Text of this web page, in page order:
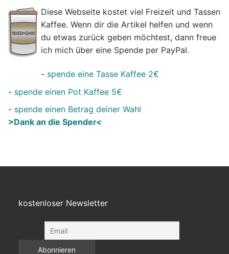
Diese Webseite kostet viel Freizeit und Tassen
Kaffee. Wenn dir die Artikel helfen und wenn
du etwas zurück geben möchtest, dann freue
ich mich über eine Spende per PayPal.
- spende eine Tasse Kaffee 2€
- spende einen Pot Kaffee 5€
- spende einen Betrag deiner Wahl
>Dank an die Spender<
kostenloser Newsletter